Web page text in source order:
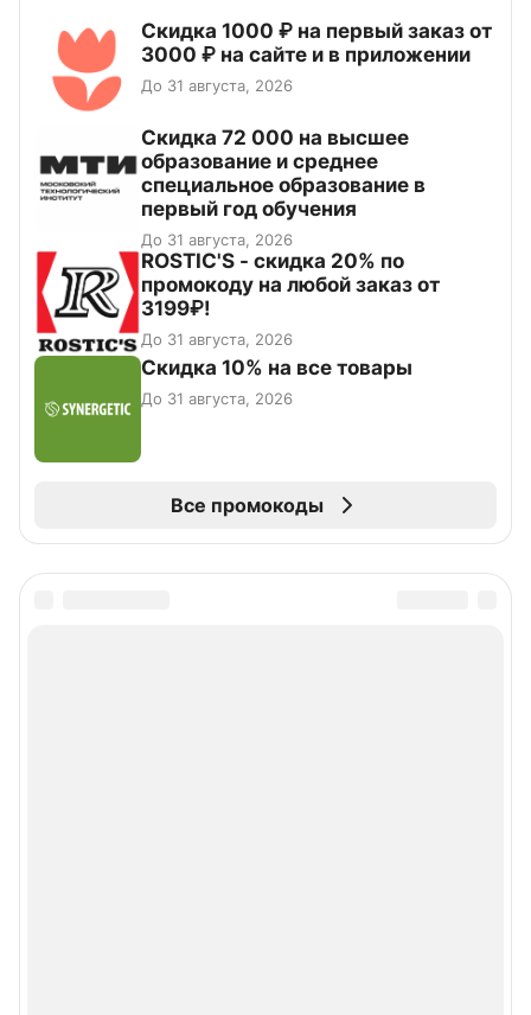
Скидка 1000 ₽ на первый заказ от
3000 ₽ на сайте и в приложении
До 31 августа, 2026
Скидка 72 000 на высшее
образование и среднее
специальное образование в
первый год обучения
До 31 августа, 2026
ROSTIC'S - скидка 20% по
промокоду на любой заказ от
3199₽!
До 31 августа, 2026
Скидка 10% на все товары
До 31 августа, 2026
Все промокоды